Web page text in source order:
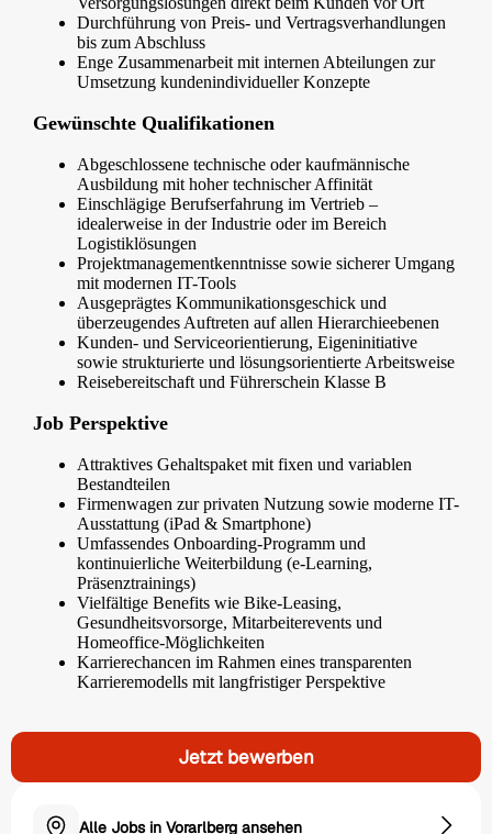
Durchführung von Preis- und Vertragsverhandlungen
bis zum Abschluss
Enge Zusammenarbeit mit internen Abteilungen zur
Umsetzung kundenindividueller Konzepte
Gewünschte Qualifikationen
Abgeschlossene technische oder kaufmännische
Ausbildung mit hoher technischer Affinität
Einschlägige Berufserfahrung im Vertrieb –
idealerweise in der Industrie oder im Bereich
Logistiklösungen
Projektmanagementkenntnisse sowie sicherer Umgang
mit modernen IT-Tools
Ausgeprägtes Kommunikationsgeschick und
überzeugendes Auftreten auf allen Hierarchieebenen
Kunden- und Serviceorientierung, Eigeninitiative
sowie strukturierte und lösungsorientierte Arbeitsweise
Reisebereitschaft und Führerschein Klasse B
Job Perspektive
Attraktives Gehaltspaket mit fixen und variablen
Bestandteilen
Firmenwagen zur privaten Nutzung sowie moderne IT-
Ausstattung (iPad & Smartphone)
Umfassendes Onboarding-Programm und
kontinuierliche Weiterbildung (e-Learning,
Präsenztrainings)
Vielfältige Benefits wie Bike-Leasing,
Gesundheitsvorsorge, Mitarbeiterevents und
Homeoffice-Möglichkeiten
Karrierechancen im Rahmen eines transparenten
Karrieremodells mit langfristiger Perspektive
Jetzt bewerben
Alle Jobs in Vorarlberg ansehen